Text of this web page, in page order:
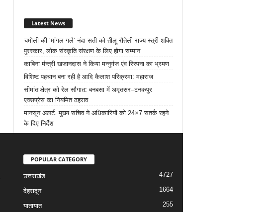
Latest News
चमोली की ‘मांगल गर्ल’ नंदा सती को तीलू रौतेली राज्य स्त्री शक्ति
पुरस्कार, लोक संस्कृति संरक्षण के लिए होगा सम्मान
काबिना मंन्त्री खजानदास ने किया मन्नुगंज एंव रिस्पना का भ्रमण
विशिष्ट पहचान बना रही है आदि कैलाश परिक्रमा: महाराज
सीमांत क्षेत्र को रेल सौगात: बनबसा में अमृतसर–टनकपुर
एक्सप्रेस का नियमित ठहराव
मानसून अलर्ट: मुख्य सचिव ने अधिकारियों को 24×7 सतर्क रहने
के दिए निर्देश
POPULAR CATEGORY
उत्तराखंड 4727
देहरादून 1664
यातायात 255